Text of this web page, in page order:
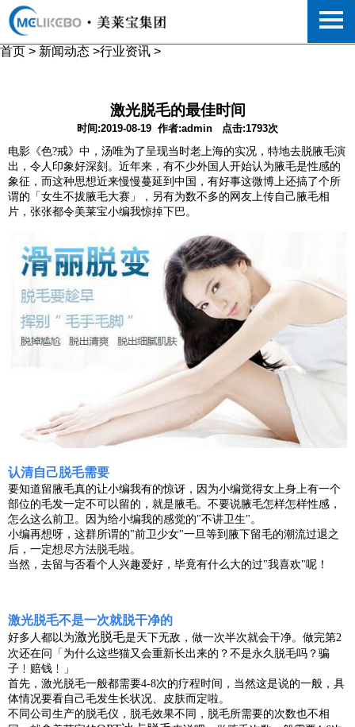
首页 > 新闻动态 >行业资讯 >
激光脱毛的最佳时间
时间:2019-08-19 作者:admin
点击:1793次
电影《色?戒》中，汤唯为了呈现当时老上海的实况，特地去脱腋毛演
出，令人印象好深刻。近年来，有不少外国人开始认为腋毛是性感的
象征，而这种思想近来慢慢蔓延到中国，有好事这微博上还搞了个所
谓的「女生不拔腋毛大赛」，另有为数不多的网友上传自己腋毛相
片，张张都令美莱宝小编我惊掉下巴。
认清自己脱毛需要
要知道留腋毛真的让小编我有的惊讶，因为小编觉得女上身上有一个
部位的毛发一定不可以留的，就是腋毛。不要说腋毛怎样怎样性感，
怎么这么前卫。因为给小编我的感觉的"不讲卫生"。
小编再想呀，这群所谓的"前卫少女"一旦等到腋下留毛的潮流过退之
后，一定想尽方法脱毛啦。
当然，去留与否看个人兴趣爱好，毕竟有什么大的过"我喜欢"呢！
激光脱毛不是一次就脱干净的
好多人都以为激光脱毛是天下无敌，做一次半次就会干净。做完第2
次还在问「为什么这些猫又会重新长出来的？不是永久脱毛吗？骗
子﹗赔钱﹗」
首先，激光脱毛一般都需要4-8次的疗程时间，当然这是说的一般，具
体情况要看自己毛发生长状况、皮肤而定啦。
不同公司生产的脱毛仪，脱毛效果不同，脱毛所需要的次数也不相